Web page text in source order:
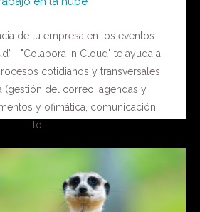
de tu empresa en los eventos
"Colabora in Cloud" te ayuda a
cotidianos y transversales
(gestión del correo, agendas y
y ofimática, comunicación,
to...